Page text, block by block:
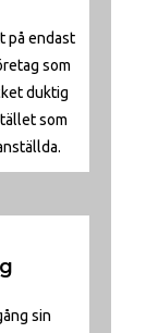
på endast
som
duktig
som
sin